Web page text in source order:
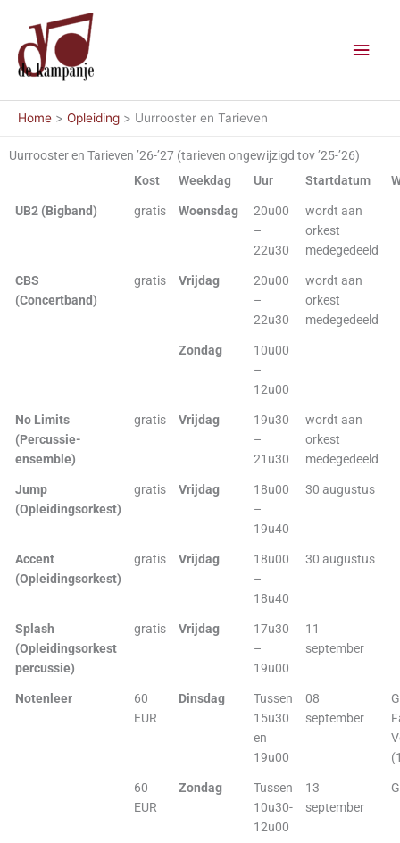
inhoud
Home Opleiding Uurrooster en Tarieven
Uurrooster en Tarieven ’26-’27 (tarieven ongewijzigd tov ’25-’26)
Kost
Weekdag Uur Startdatum
UB2 (Bigband) gratis Woensdag
20u00
–
22u30
wordt aan
orkest
medegedeeld
CBS
(Concertband)
gratis Vrijdag
20u00
–
22u30
wordt aan
orkest
medegedeeld
Zondag
10u00
–
12u00
No Limits
(Percussie-
ensemble)
gratis Vrijdag
19u30
–
21u30
wordt aan
orkest
medegedeeld
Jump
(Opleidingsorkest)
gratis Vrijdag
18u00
–
19u40
30 augustus
Accent
(Opleidingsorkest)
gratis Vrijdag
18u00
–
18u40
30 augustus
Splash
(Opleidingsorkest
percussie)
gratis Vrijdag
17u30
–
19u00
11
september
Notenleer
60
EUR
Dinsdag
Tussen
15u30
en
19u00
08
september
60
EUR
Zondag
Tussen
10u30-
12u00
13
september